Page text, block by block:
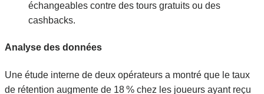
échangeables contre des tours gratuits ou des
cashbacks.
Analyse des données
Une étude interne de deux opérateurs a montré que le taux
de rétention augmente de 18 % chez les joueurs ayant reçu